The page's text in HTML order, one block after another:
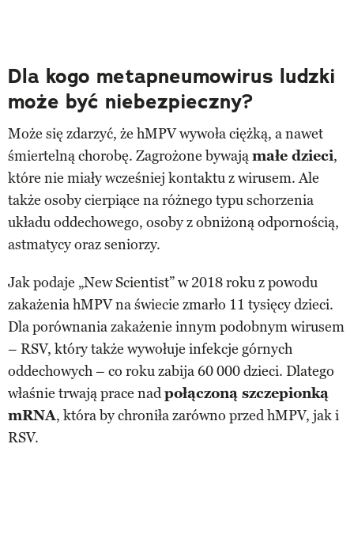
Dla kogo metapneumowirus ludzki
może być niebezpieczny?
Może się zdarzyć, że hMPV wywoła ciężką, a nawet
śmiertelną chorobę. Zagrożone bywająmałe dzieci,
które nie miały wcześniej kontaktu z wirusem. Ale
także osoby cierpiące na różnego typu schorzenia
układu oddechowego, osoby z obniżoną odpornością,
astmatycy oraz seniorzy.
Jak podaje „New Scientist” w 2018 roku z powodu
zakażenia hMPV na świecie zmarło 11 tysięcy dzieci.
Dla porównania zakażenie innym podobnym wirusem
– RSV, który także wywołuje infekcje górnych
oddechowych – co roku zabija 60 000 dzieci. Dlatego
właśnie trwają prace nadpołączoną szczepionką
mRNA, która by chroniła zarówno przed hMPV, jak i
RSV.